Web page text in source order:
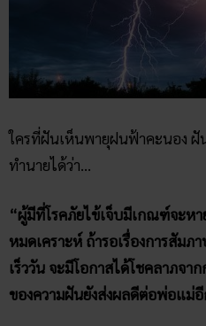
“ผู้มีที่โรคภัยไข้เจ็บมีเกณฑ์จะห
หมดเคราะห์ ถ้ารอเรื่องการสัม
เร็ววัน จะมีโอกาสได้โชคลาภจา
ของความฝันยังส่งผลดีต่อพ่อแม่อี
เลขเด็ด ฝันเห็นพายุฝนฟ้าคะนอง
ฝันเห็นพายุทอร์นาโด